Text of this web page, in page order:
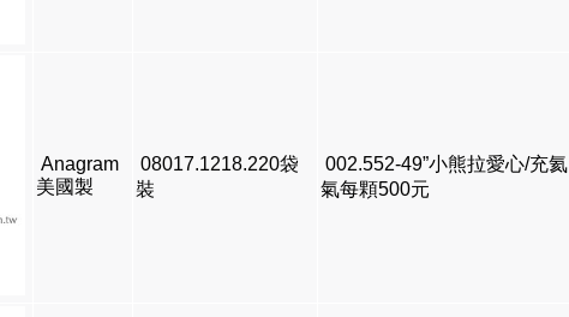
Anagram
美國製
08017.1218.220袋
裝
002.552-49”小熊拉愛心/充氦
氣每顆500元